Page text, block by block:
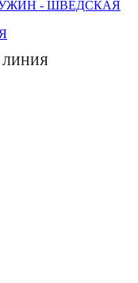
- ШВЕДСКАЯ
ЛИНИЯ